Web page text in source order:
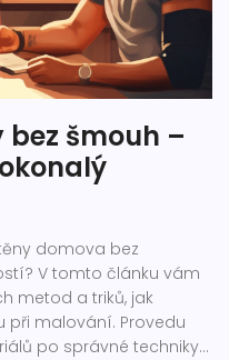
šmouh –
domova bez
V tomto článku vám
metod a triků, jak
při malování. Provedu
po správné techniky